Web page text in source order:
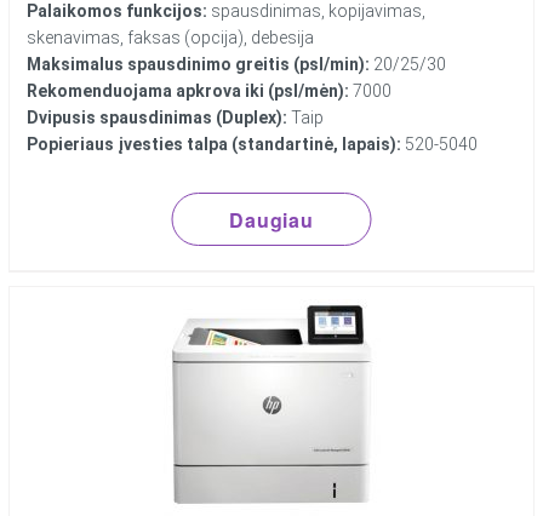
Palaikomos funkcijos: spausdinimas, kopijavimas,
skenavimas, faksas (opcija), debesija
Maksimalus spausdinimo greitis (psl/min): 20/25/30
Rekomenduojama apkrova iki (psl/mėn):7000
Dvipusis spausdinimas (Duplex):Taip
Popieriaus įvesties talpa (standartinė, lapais): 520-5040
Daugiau